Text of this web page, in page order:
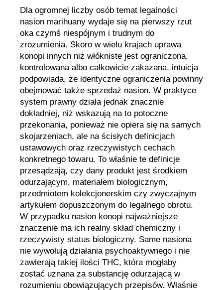
Dla ogromnej liczby osób temat legalności
nasion marihuany wydaje się na pierwszy rzut
oka czymś niespójnym i trudnym do
zrozumienia. Skoro w wielu krajach uprawa
konopi innych niż włókniste jest ograniczona,
kontrolowana albo całkowicie zakazana, intuicja
podpowiada, że identyczne ograniczenia powinny
obejmować także sprzedaż nasion. W praktyce
system prawny działa jednak znacznie
dokładniej, niż wskazują na to potoczne
przekonania, ponieważ nie opiera się na samych
skojarzeniach, ale na ścisłych definicjach
ustawowych oraz rzeczywistych cechach
konkretnego towaru. To właśnie te definicje
przesądzają, czy dany produkt jest środkiem
odurzającym, materiałem biologicznym,
przedmiotem kolekcjonerskim czy zwyczajnym
artykułem dopuszczonym do legalnego obrotu.
W przypadku nasion konopi najważniejsze
znaczenie ma ich realny skład chemiczny i
rzeczywisty status biologiczny. Same nasiona
nie wywołują działania psychoaktywnego i nie
zawierają takiej ilości THC, która mogłaby
zostać uznana za substancję odurzającą w
rozumieniu obowiązujących przepisów. Właśnie